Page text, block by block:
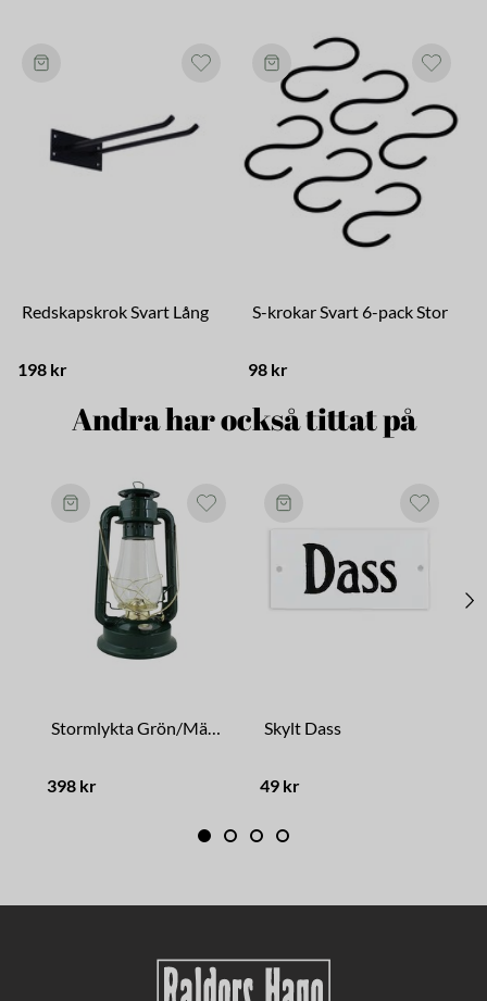
Redskapskrok Svart Lång
198 kr
S-krokar Svart 6-pack Stor
98 kr
Andra har också tittat på
Stormlykta Grön/Mässing Stor
398 kr
Skylt Dass
49 kr